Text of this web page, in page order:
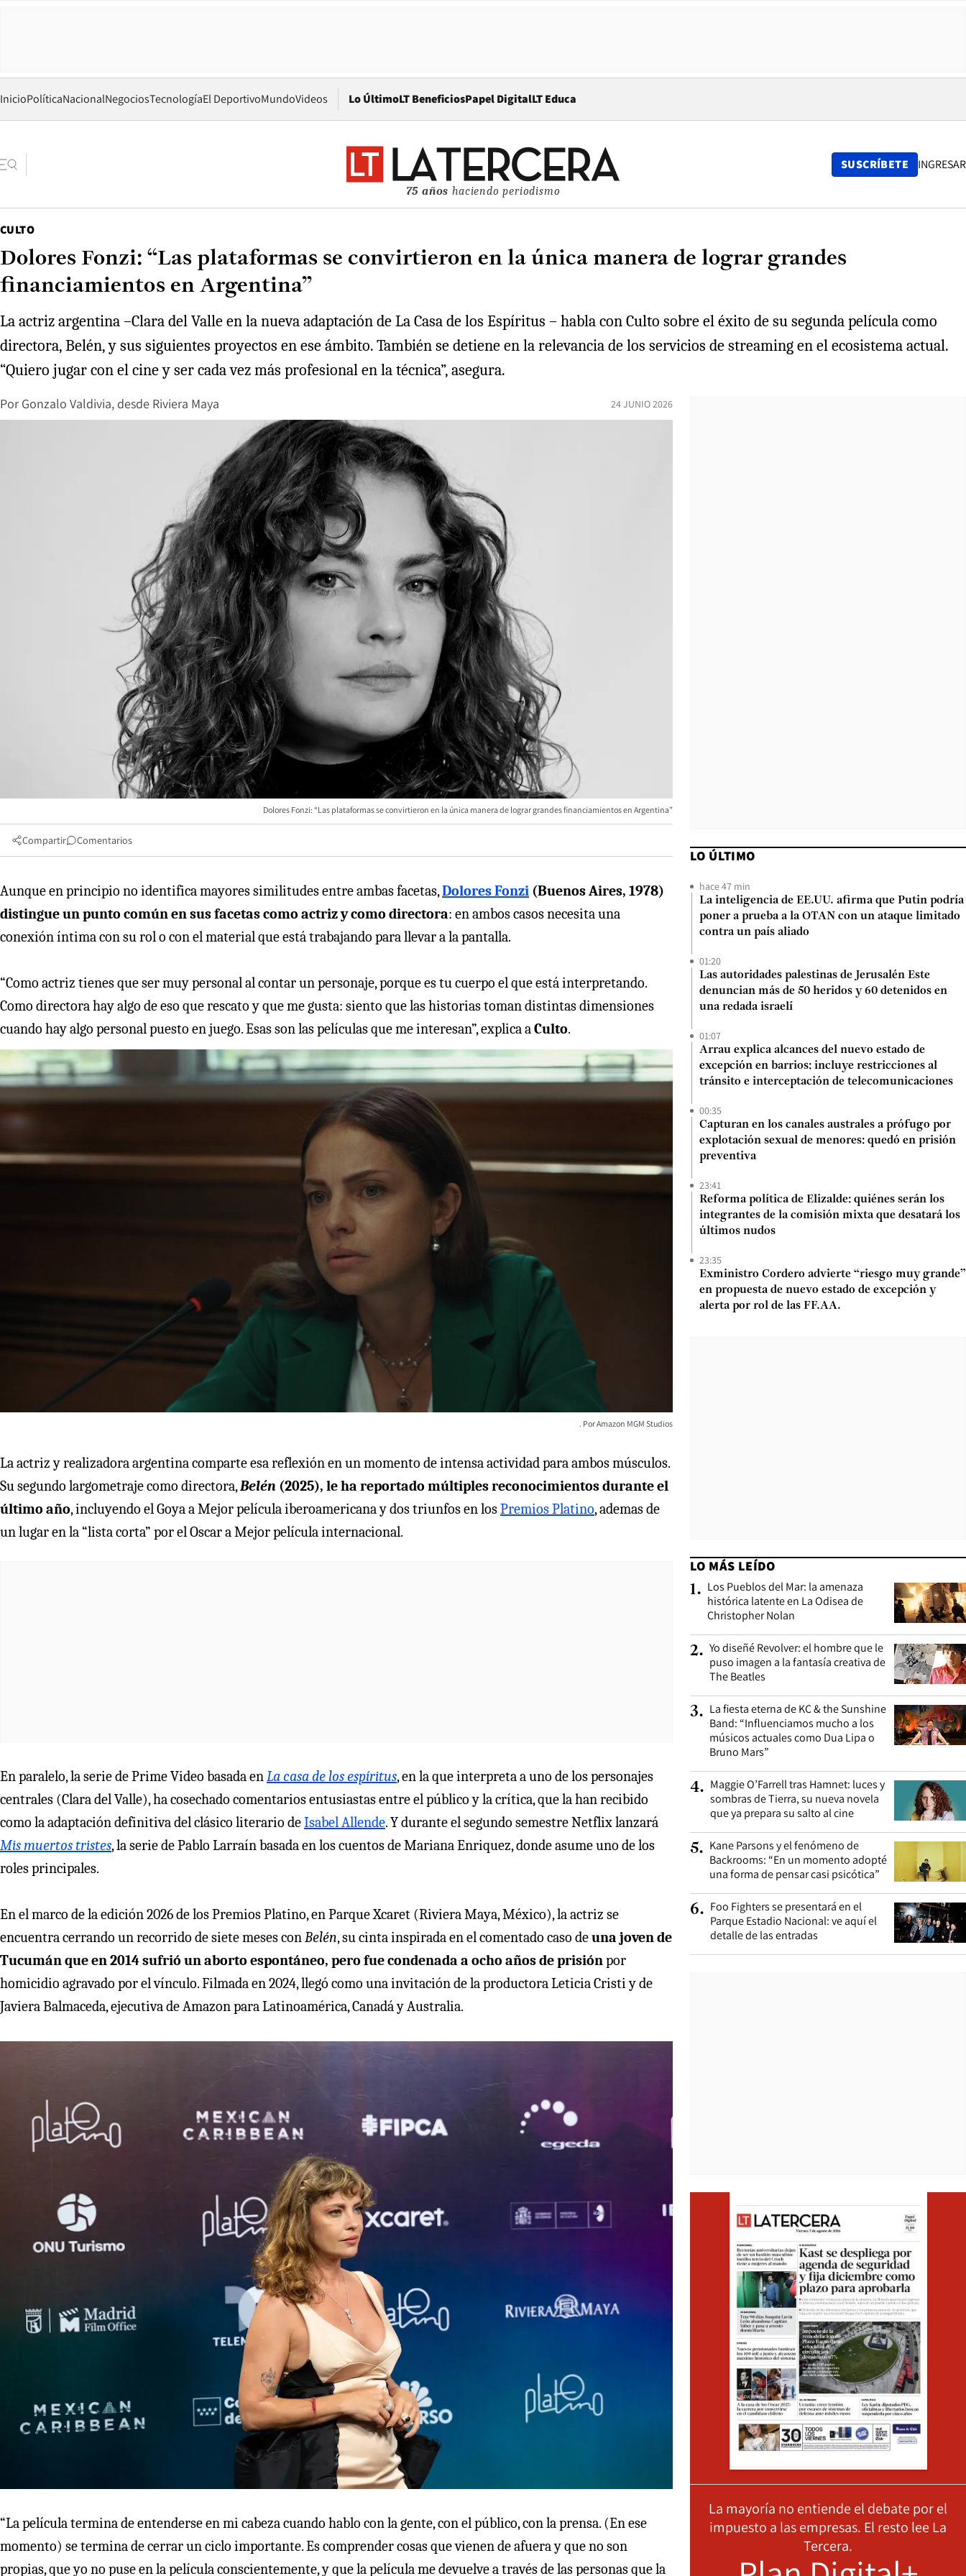
InicioPolíticaNacionalNegociosTecnologíaEl DeportivoMundoVideos Lo ÚltimoLT BeneficiosPapel DigitalOpens in new window
LT Educa
75 años haciendo periodismo
SUSCRÍBETE INGRESAR
CULTO
Dolores Fonzi: “Las plataformas se convirtieron en la única manera de lograr grandes
financiamientos en Argentina”
La actriz argentina –Clara del Valle en la nueva adaptación de La Casa de los Espíritus – habla con Culto sobre el éxito de su segunda película como
directora, Belén, y sus siguientes proyectos en ese ámbito. También se detiene en la relevancia de los servicios de streaming en el ecosistema actual.
“Quiero jugar con el cine y ser cada vez más profesional en la técnica”, asegura.
Por Gonzalo Valdivia, desde Riviera Maya 24 JUNIO 2026
Dolores Fonzi: “Las plataformas se convirtieron en la única manera de lograr grandes financiamientos en Argentina”
Compartir Comentarios
Aunque en principio no identifica mayores similitudes entre ambas facetas,Dolores Fonzi (Buenos Aires, 1978)
distingue un punto común en sus facetas como actriz y como directora: en ambos casos necesita una
conexión íntima con su rol o con el material que está trabajando para llevar a la pantalla.
“Como actriz tienes que ser muy personal al contar un personaje, porque es tu cuerpo el que está interpretando.
Como directora hay algo de eso que rescato y que me gusta: siento que las historias toman distintas dimensiones
cuando hay algo personal puesto en juego. Esas son las películas que me interesan”, explica aCulto.
Amazon MGM Studios
La actriz y realizadora argentina comparte esa reflexión en un momento de intensa actividad para ambos músculos.
Su segundo largometraje como directora,Belén (2025), le ha reportado múltiples reconocimientos durante el
último año, incluyendo el Goya a Mejor película iberoamericana y dos triunfos en losPremios Platino, ademas de
un lugar en la “lista corta” por el Oscar a Mejor película internacional.
En paralelo, la serie de Prime Video basada enLa casa de los espíritus, en la que interpreta a uno de los personajes
centrales (Clara del Valle), ha cosechado comentarios entusiastas entre el público y la crítica, que la han recibido
como la adaptación definitiva del clásico literario deIsabel Allende. Y durante el segundo semestre Netflix lanzará
Mis muertos tristes, la serie de Pablo Larraín basada en los cuentos de Mariana Enriquez, donde asume uno de los
roles principales.
En el marco de la edición 2026 de los Premios Platino, en Parque Xcaret (Riviera Maya, México), la actriz se
encuentra cerrando un recorrido de siete meses conBelén, su cinta inspirada en el comentado caso deuna joven de
Tucumán que en 2014 sufrió un aborto espontáneo, pero fue condenada a ocho años de prisiónpor
homicidio agravado por el vínculo. Filmada en 2024, llegó como una invitación de la productora Leticia Cristi y de
Javiera Balmaceda, ejecutiva de Amazon para Latinoamérica, Canadá y Australia.
“La película termina de entenderse en mi cabeza cuando hablo con la gente, con el público, con la prensa. (En ese
momento) se termina de cerrar un ciclo importante. Es comprender cosas que vienen de afuera y que no son
propias, que yo no puse en la película conscientemente, y que la película me devuelve a través de las personas que la
LO ÚLTIMO
hace 47 min
La inteligencia de EE.UU. afirma que Putin podría
poner a prueba a la OTAN con un ataque limitado
contra un país aliado
01:20
Las autoridades palestinas de Jerusalén Este
denuncian más de 50 heridos y 60 detenidos en
una redada israelí
01:07
Arrau explica alcances del nuevo estado de
excepción en barrios: incluye restricciones al
tránsito e interceptación de telecomunicaciones
00:35
Capturan en los canales australes a prófugo por
explotación sexual de menores: quedó en prisión
preventiva
23:41
Reforma política de Elizalde: quiénes serán los
integrantes de la comisión mixta que desatará los
últimos nudos
23:35
Exministro Cordero advierte “riesgo muy grande”
en propuesta de nuevo estado de excepción y
alerta por rol de las FF.AA.
LO MÁS LEÍDO
1. Los Pueblos del Mar: la amenaza
histórica latente en La Odisea de
Christopher Nolan
2. Yo diseñé Revolver: el hombre que le
puso imagen a la fantasía creativa de
The Beatles
3. La fiesta eterna de KC & the Sunshine
Band: “Influenciamos mucho a los
músicos actuales como Dua Lipa o
Bruno Mars”
4. Maggie O’Farrell tras Hamnet: luces y
sombras de Tierra, su nueva novela
que ya prepara su salto al cine
5. Kane Parsons y el fenómeno de
Backrooms: “En un momento adopté
una forma de pensar casi psicótica”
6. Foo Fighters se presentará en el
Parque Estadio Nacional: ve aquí el
detalle de las entradas
La mayoría no entiende el debate por el
impuesto a las empresas. El resto lee La
Tercera.